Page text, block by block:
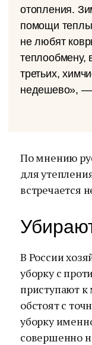
отопления.
помощи
не любят
теплообмену,
третьих,
недешево»,
По мнению
для
встречается
В России
уборку с
приступают
обстоят с
уборку
совершенно